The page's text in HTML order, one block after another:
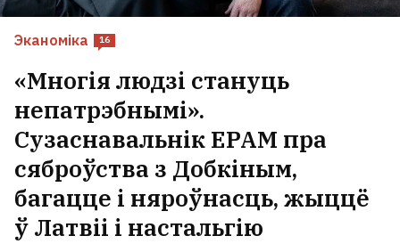
Эканоміка 16
«Многія людзі стануць
непатрэбнымі».
Сузаснавальнік EPAM пра
сяброўства з Добкіным,
багацце і няроўнасць, жыццё
ў Латвіі і настальгію